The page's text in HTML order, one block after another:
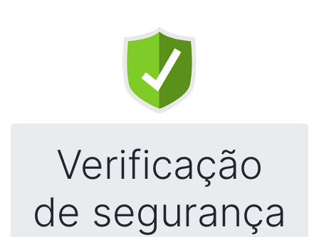
Verificação
de segurança